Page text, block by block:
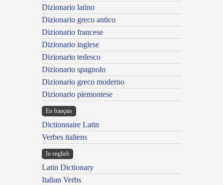
Dizionario latino
Dizionario greco antico
Dizionario francese
Dizionario inglese
Dizionario tedesco
Dizionario spagnolo
Dizionario greco moderno
Dizionario piemontese
En français
Dictionnaire Latin
Verbes italiens
In english
Latin Dictionary
Italian Verbs